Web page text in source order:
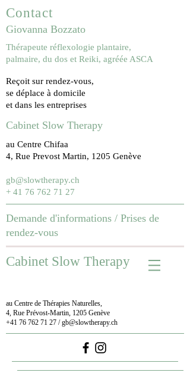
Contact
Giovanna Bozzato
Thérapeute réflexologie plantaire,
palmaire, du dos et Reiki, agréée ASCA
Reçoit sur rendez-vous,
se déplace à domicile
et dans les entreprises
Cabinet Slow Therapy
au Centre Chifaa
4, Rue Prevost Martin, 1205 Genève
gb@slowtherapy.ch
+ 41 76 762 71 27
Demande d'informations / Prises de
rendez-vous
Cabinet Slow Therapy
au Centre de Thérapies Naturelles,
4, Rue Prévost-Martin, 1205 Genève
+41 76 762 71 27 /gb@slowtherapy.ch